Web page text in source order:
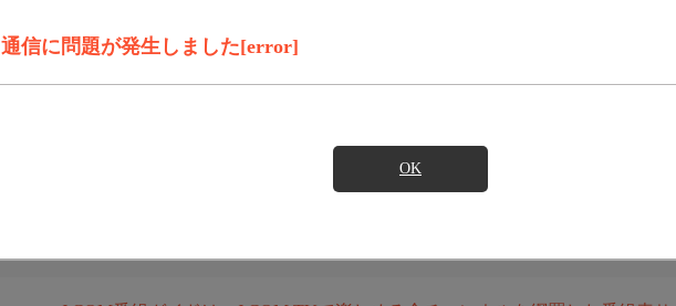
通信に問題が発生しました[error]
OK